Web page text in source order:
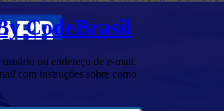
CodeBrasil
ou endereço de e-mail.
com instruções sobre como